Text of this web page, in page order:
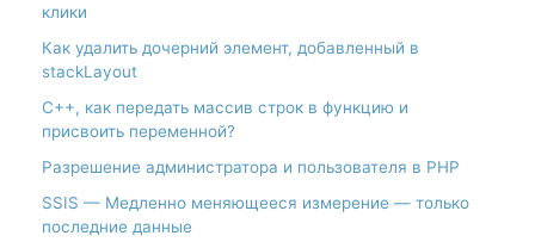
клики
Как удалить дочерний элемент, добавленный в
stackLayout
С++, как передать массив строк в функцию и
присвоить переменной?
Разрешение администратора и пользователя в PHP
SSIS — Медленно меняющееся измерение — только
последние данные